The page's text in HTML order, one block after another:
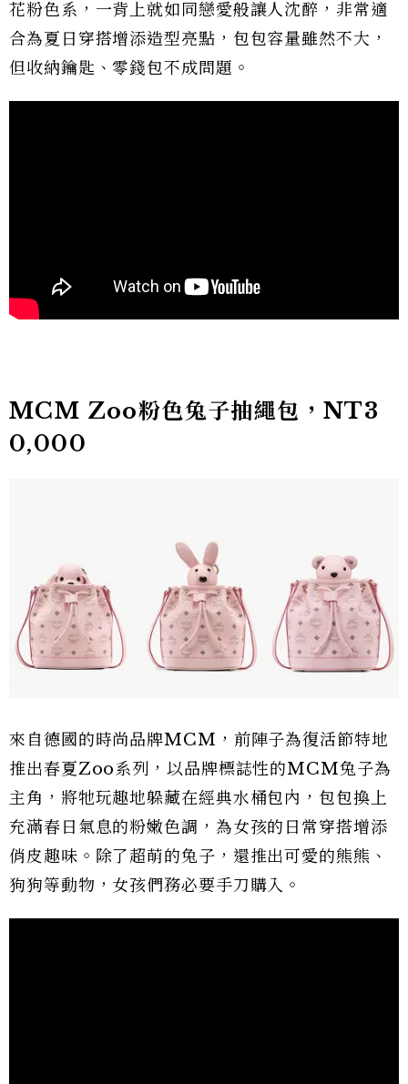
花粉色系，一背上就如同戀愛般讓人沈醉，非常適
合為夏日穿搭增添造型亮點，包包容量雖然不大，
但收納鑰匙、零錢包不成問題。
MCM Zoo粉色兔子抽繩包，NT3
0,000
來自德國的時尚品牌MCM，前陣子為復活節特地
推出春夏Zoo系列，以品牌標誌性的MCM兔子為
主角，將牠玩趣地躲藏在經典水桶包內，包包換上
充滿春日氣息的粉嫩色調，為女孩的日常穿搭增添
俏皮趣味。除了超萌的兔子，還推出可愛的熊熊、
狗狗等動物，女孩們務必要手刀購入。